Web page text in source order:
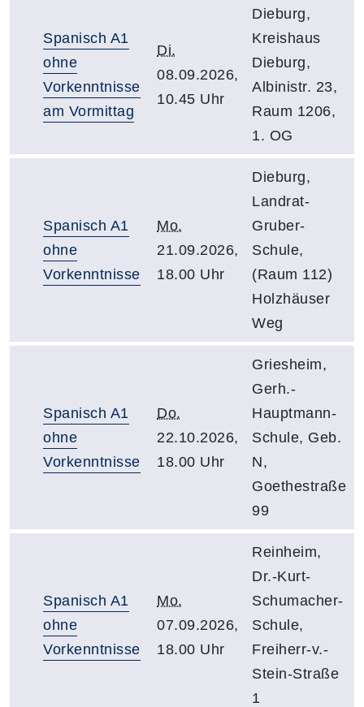
Spanisch A1
ohne
Vorkenntnisse
am Vormittag
Di.
08.09.2026,
10.45 Uhr
Dieburg,
Kreishaus
Dieburg,
Albinistr. 23,
Raum 1206,
1. OG
Spanisch A1
ohne
Vorkenntnisse
Mo.
21.09.2026,
18.00 Uhr
Dieburg,
Landrat-
Gruber-
Schule,
(Raum 112)
Holzhäuser
Weg
Spanisch A1
ohne
Vorkenntnisse
Do.
22.10.2026,
18.00 Uhr
Griesheim,
Gerh.-
Hauptmann-
Schule, Geb.
N,
Goethestraße
99
Spanisch A1
ohne
Vorkenntnisse
Mo.
07.09.2026,
18.00 Uhr
Reinheim,
Dr.-Kurt-
Schumacher-
Schule,
Freiherr-v.-
Stein-Straße
1